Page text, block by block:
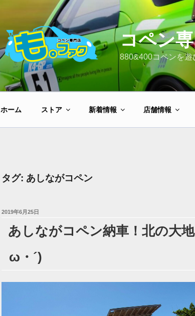
コペン
880&400コペンを遊
ホーム ストア 新着情報 店舗情報
タグ: あしながコペン
投
2019年6月25日
あしながコペン納車！北の大地
ω・´)ゞ